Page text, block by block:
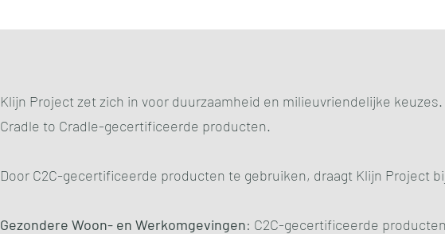
Klijn Project zet zich in voor duurzaamheid en milieuvriendelijke
Cradle to Cradle-gecertificeerde producten.
Door C2C-gecertificeerde producten te gebruiken, draagt Klijn Project
Gezondere Woon- en Werkomgevingen: C2C-gecertificeerde